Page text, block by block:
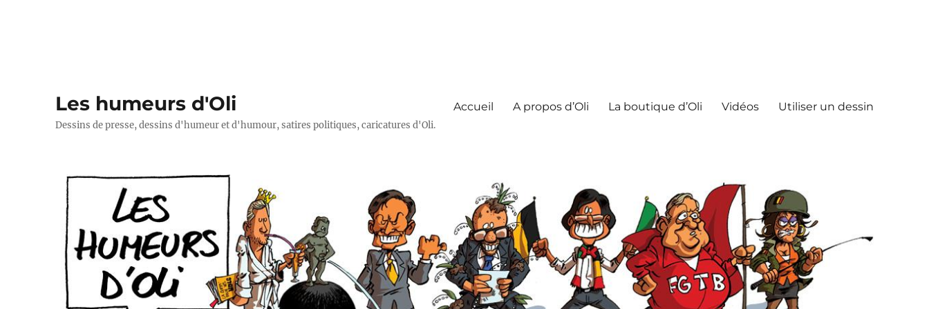
Les humeurs d'Oli
Dessins de presse, dessins d'humeur et d'humour, satires politiques, caricatures d'Oli.
Accueil A propos d’Oli La boutique d’Oli Vidéos Utiliser un dessin